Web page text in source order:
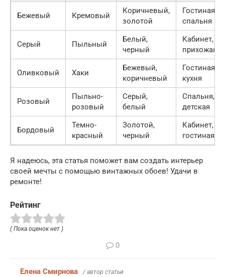
Бежевый Кремовый
Коричневый,
золотой
Гостиная,
спальня
Серый Пыльный
Белый,
черный
Кабинет,
прихожая
Оливковый Хаки
Бежевый,
коричневый
Гостиная,
кухня
Розовый
Пыльно-
розовый
Серый,
белый
Спальня,
детская
Бордовый
Темно-
красный
Золотой,
черный
Кабинет,
гостиная
Я надеюсь, эта статья поможет вам создать интерьер
своей мечты с помощью винтажных обоев! Удачи в
ремонте!
Рейтинг
( Пока оценок нет )
0
Елена Смирнова / автор статьи